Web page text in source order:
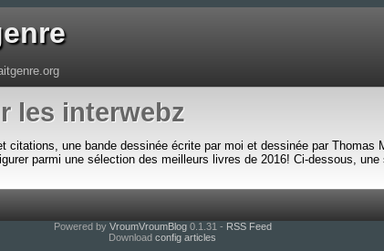
les interwebz
une bande dessinée écrite par moi et dessinée par Thomas
parmi une sélection des meilleurs livres de 2016! Ci-dessous,
Powered by VroumVroumBlog0.1.31 - RSS Feed
Download config articles